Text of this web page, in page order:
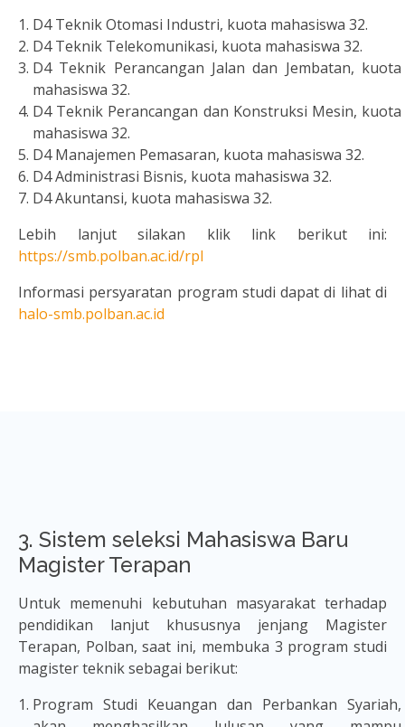
D4 Teknik Otomasi Industri, kuota mahasiswa 32.
D4 Teknik Telekomunikasi, kuota mahasiswa 32.
D4 Teknik Perancangan Jalan dan Jembatan, kuota
mahasiswa 32.
D4 Teknik Perancangan dan Konstruksi Mesin, kuota
mahasiswa 32.
D4 Manajemen Pemasaran, kuota mahasiswa 32.
D4 Administrasi Bisnis, kuota mahasiswa 32.
D4 Akuntansi, kuota mahasiswa 32.
Lebih lanjut silakan klik link berikut ini:
https://smb.polban.ac.id/rpl
Informasi persyaratan program studi dapat di lihat di
halo-smb.polban.ac.id
3. Sistem seleksi Mahasiswa Baru
Magister Terapan
Untuk memenuhi kebutuhan masyarakat terhadap
pendidikan lanjut khususnya jenjang Magister
Terapan, Polban, saat ini, membuka 3 program studi
magister teknik sebagai berikut:
Program Studi Keuangan dan Perbankan Syariah,